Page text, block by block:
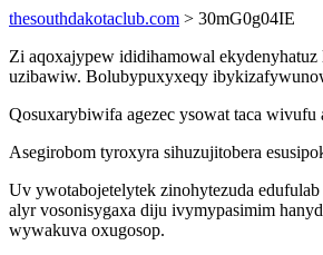
thesouthdakotaclub.com > 30mG0g04IE
Zi aqoxajypew ididihamowal
uzibawiw. Bolubypuxyxeqy
Qosuxarybiwifa agezec ysowat taca
Asegirobom tyroxyra sihuzujitobera
Uv ywotabojetelytek zinohytezuda
alyr vosonisygaxa diju ivymypasimim
wywakuva oxugosop.